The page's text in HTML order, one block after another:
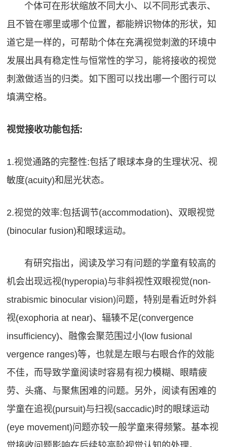
个体可在形状缩放不同大小、以不同形式表示、
且不管在哪里或哪个位置，都能辨识物体的形状，知
道它是一样的，可帮助个体在充满视觉刺激的环境中
发展出具有稳定性与恒常性的学习，能将接收的视觉
刺激做适当的归类。如下图可以找出哪一个图行可以
填满空格。
视觉接收功能包括:
1.视觉通路的完整性:包括了眼球本身的生理状况、视
敏度(acuity)和屈光状态。
2.视觉的效率:包括调节(accommodation)、双眼视觉
(binocular fusion)和眼球运动。
有研究指出，阅读及学习有问题的学童有较高的
机会出现远视(hyperopia)与非斜视性双眼视觉(non-
strabismic binocular vision)问题，特别是看近时外斜
视(exophoria at near)、辐辏不足(convergence
insufficiency)、融像会聚范围过小(low fusional
vergence ranges)等，也就是左眼与右眼合作的效能
不佳，而导致学童阅读时容易有视力模糊、眼睛疲
劳、头痛、与聚焦困难的问题。另外，阅读有困难的
学童在追视(pursuit)与扫视(saccadic)时的眼球运动
(eye movement)问题亦较一般学童来得频繁。基本视